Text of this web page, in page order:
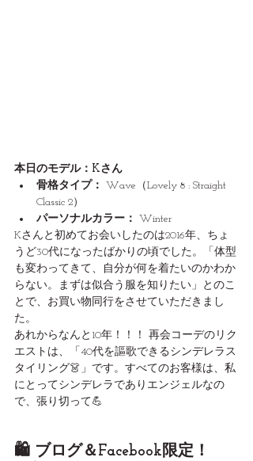
本日のモデル：Kさん
骨格タイプ： Wave（Lovely 8 : Straight
Classic 2）
パーソナルカラー： Winter
Kさんと初めてお会いしたのは2016年、ちょ
うど30代になったばかりの頃でした。「体型
も変わってきて、自分が何を着たいのかわか
らない。まずは似合う服を知りたい」とのこ
とで、お買い物同行をさせていただきまし
た。
あれからなんと10年！！！ 再会コーデのリク
エストは、「40代を謳歌できるシンデレラス
タイリング👗」です。すべてのお客様は、私
にとってシンデレラでありエンジェルなの
で、張り切って💪
🛍️ ブログ＆Facebook限定！